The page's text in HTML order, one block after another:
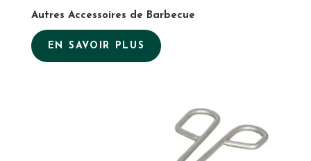
Autres Accessoires de Barbecue
EN SAVOIR PLUS